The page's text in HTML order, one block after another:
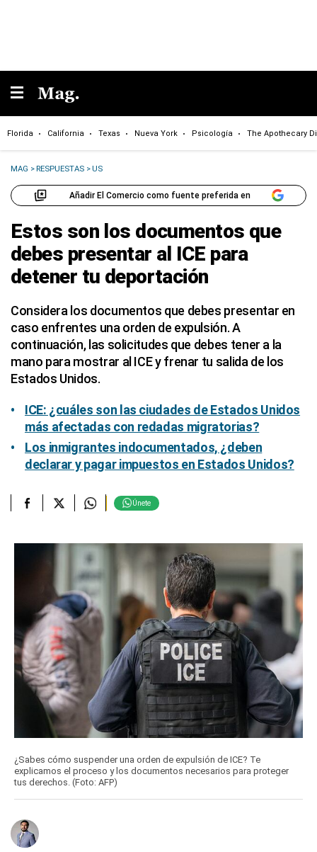
Florida California Texas Nueva York Psicología The Apothecary
MAG >RESPUESTAS >US
Añadir El Comercio como fuente preferida en
Estos son los documentos que
debes presentar al ICE para
detener tu deportación
Considera los documentos que debes presentar en
caso enfrentes una orden de expulsión. A
continuación, las solicitudes que debes tener a la
mano para mostrar al ICE y frenar tu salida de los
Estados Unidos.
ICE: ¿cuáles son las ciudades de Estados Unidos
más afectadas con redadas migratorias?
Los inmigrantes indocumentados, ¿deben
declarar y pagar impuestos en Estados Unidos?
Únete
¿Sabes cómo suspender una orden de expulsión de ICE? Te
explicamos el proceso y los documentos necesarios para proteger
tus derechos. (Foto: AFP)